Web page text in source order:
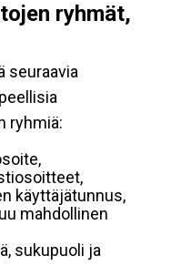
ryhmät,
seuraavia
ryhmiä:
käyttäjätunnus,
mahdollinen
sukupuoli ja